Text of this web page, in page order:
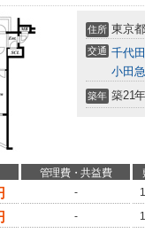
住所 東京都
交通 千代
小田
築年 築21年
管理費・共益費
-
-